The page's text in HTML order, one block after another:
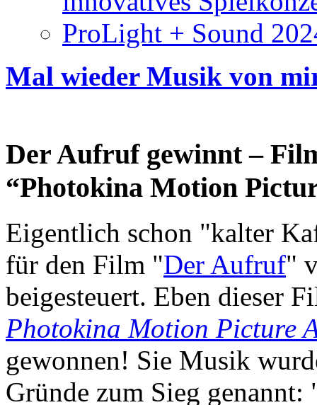
ProLight + Sound
Mal wieder Musik von
Der Aufruf gewinnt –
“Photokina Motion
Eigentlich schon "kalter
für den Film "Der Aufruf"
beigesteuert. Eben dieser
Photokina Motion Picture
gewonnen! Sie Musik
Gründe zum Sieg